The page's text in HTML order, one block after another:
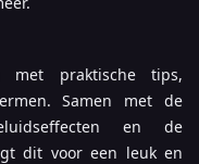
praktische tips,
Samen met de
en de
dit voor een leuk en